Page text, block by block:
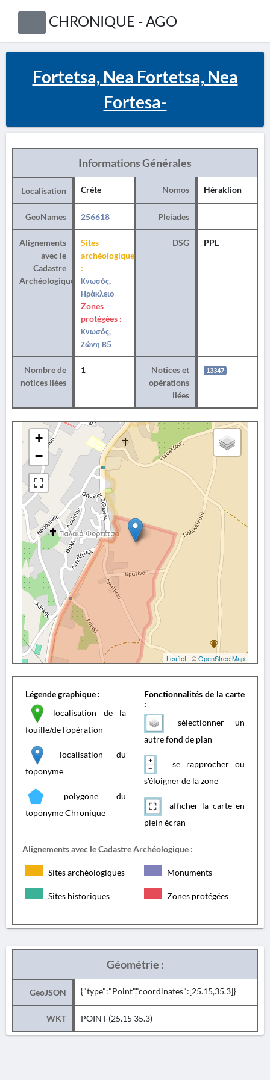
CHRONIQUE - AGO
Fortetsa, Nea Fortetsa, Nea
Fortesa-
Informations Générales
Localisation Crète Nomos Héraklion
GeoNames 256618 Pleiades
Alignements
avec le
Cadastre
Archéologique
Sites
archéologiques
:
Κνωσός,
Ηράκλειο
Zones
protégées :
Κνωσός,
Ζώνη Β5
DSG PPL
Nombre de
notices liées
1
Notices et
opérations
liées
13347
+
−
Leaflet | ©OpenStreetMap
Légende graphique :
localisation de la
fouille/de l'opération
localisation du
toponyme
polygone du
toponyme Chronique
Fonctionnalités de la carte
:
sélectionner un
autre fond de plan
se rapprocher ou
s'éloigner de la zone
afficher la carte en
plein écran
Alignements avec le Cadastre Archéologique :
Sites archéologiques Monuments
Sites historiques Zones protégées
Géométrie :
GeoJSON {"type":"Point","coordinates":[25.15,35.3]}
WKT POINT (25.15 35.3)